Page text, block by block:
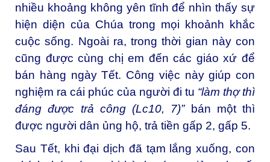
nhiều khoảng không yên tĩnh để nhìn thấy sự
hiện diện của Chúa trong mọi khoảnh khắc
cuộc sống. Ngoài ra, trong thời gian này con
cũng được cùng chị em đến các giáo xứ để
bán hàng ngày Tết. Công việc này giúp con
nghiệm ra cái phúc của người đi tu “làm thợ thì
đáng được trả công (Lc10, 7)”bán một thì
được người dân ủng hộ, trả tiền gấp 2, gấp 5.
Sau Tết, khi đại dịch đã tạm lắng xuống, con